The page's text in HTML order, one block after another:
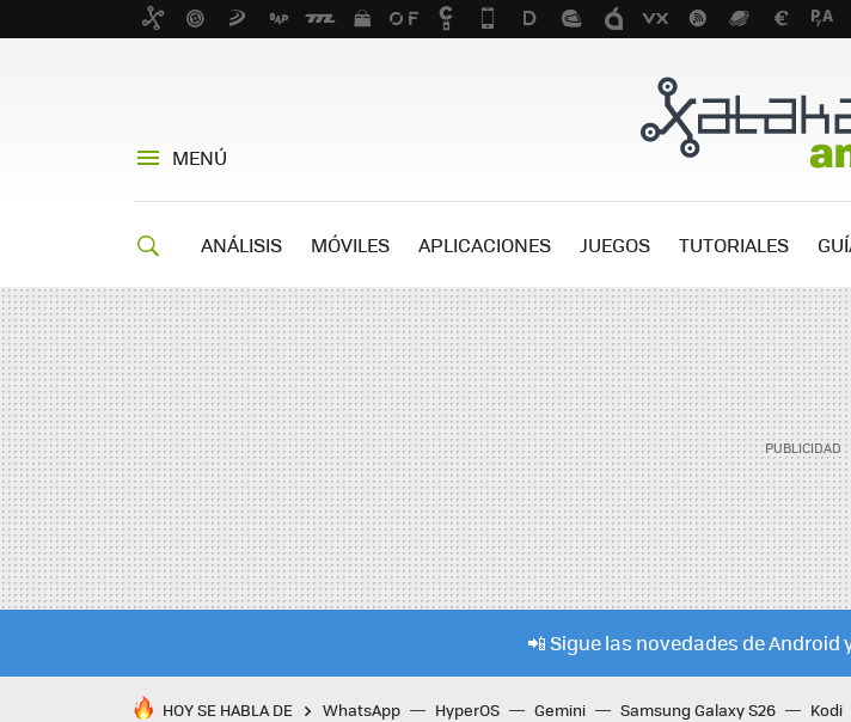
MENÚ
ANÁLISIS MÓVILES APLICACIONES JUEGOS TUTORIALES
📲 Sigue las novedades de Android
HOY SE HABLA DE WhatsApp HyperOS Gemini Samsung Galaxy S26 Kodi